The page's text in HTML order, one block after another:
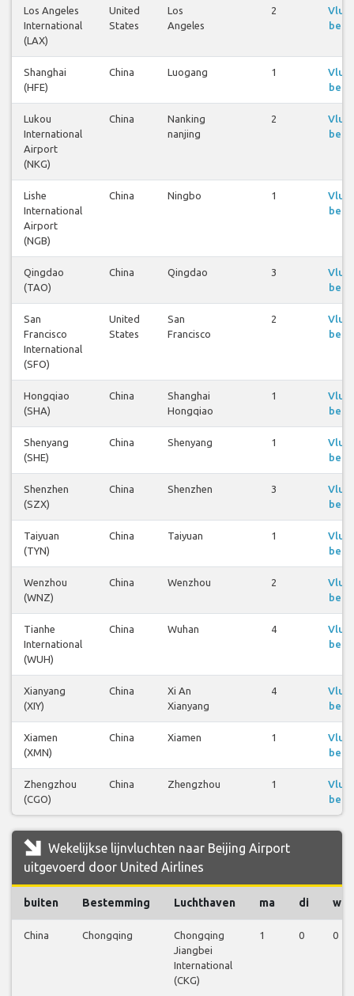
Los Angeles
International
(LAX)
United
States
Los
Angeles
2
Shanghai
(HFE)
China Luogang 1
Lukou
International
Airport
(NKG)
China
Nanking
nanjing
2
Lishe
International
Airport
(NGB)
China Ningbo 1
Qingdao
(TAO)
China Qingdao 3
San
Francisco
International
(SFO)
United
States
San
Francisco
2
Hongqiao
(SHA)
China
Shanghai
Hongqiao
1
Shenyang
(SHE)
China Shenyang 1
Shenzhen
(SZX)
China Shenzhen 3
Taiyuan
(TYN)
China Taiyuan 1
Wenzhou
(WNZ)
China Wenzhou 2
Tianhe
International
(WUH)
China Wuhan 4
Xianyang
(XIY)
China
Xi An
Xianyang
4
Xiamen
(XMN)
China Xiamen 1
Zhengzhou
(CGO)
China Zhengzhou 1
Wekelijkse lijnvluchten naar Beijing Airport
uitgevoerd door United Airlines
buiten Bestemming Luchthaven ma di wo
China Chongqing
Chongqing
Jiangbei
International
(CKG)
1 0 0